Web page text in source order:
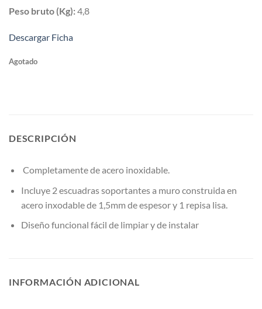
Peso bruto (Kg):4,8
Descargar Ficha
Agotado
DESCRIPCIÓN
Completamente de acero inoxidable.
Incluye 2 escuadras soportantes a muro construida en
acero inxodable de 1,5mm de espesor y 1 repisa lisa.
Diseño funcional fácil de limpiar y de instalar
INFORMACIÓN ADICIONAL